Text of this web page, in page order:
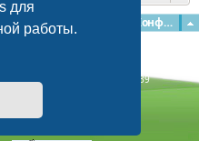
для
работы.
Конфиденциальность
Наша команда
МБ | GZIP: Off |
Queries: 39